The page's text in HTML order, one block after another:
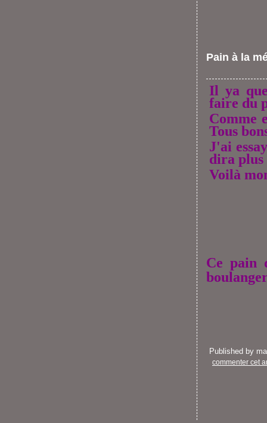
Pain à la
Il ya
faire du
Comme
Tous
J'ai
dira
Voilà
Ce pain
Published by
commenter cet